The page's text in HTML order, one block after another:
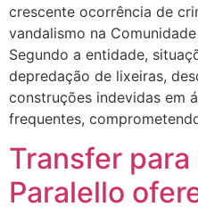
crescente ocorrência de
vandalismo na
Segundo a entidade,
depredação de lixeiras,
construções indevidas em
frequentes,
Transfer
Paralello